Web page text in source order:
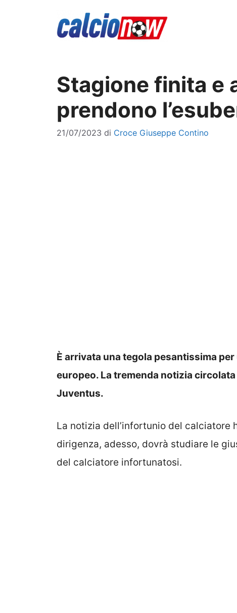
Stagione finita e
prendono
21/07/2023 di Croce Giuseppe Contino
È arrivata una tegola pesantissima
europeo. La tremenda notizia
Juventus.
La notizia dell’infortunio del
dirigenza, adesso, dovrà studiare le
del calciatore infortunatosi.